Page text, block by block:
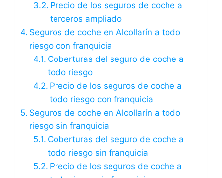
Precio de los seguros de coche a
terceros ampliado
Seguros de coche en Alcollarín a todo
riesgo con franquicia
Coberturas del seguro de coche a
todo riesgo
Precio de los seguros de coche a
todo riesgo con franquicia
Seguros de coche en Alcollarín a todo
riesgo sin franquicia
Coberturas del seguro de coche a
todo riesgo sin franquicia
Precio de los seguros de coche a